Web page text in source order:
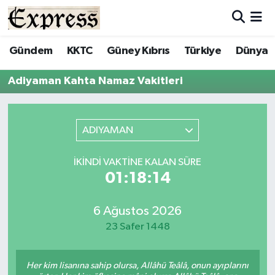
Gündem KKTC Güney Kıbrıs Türkiye Dünya
Adiyaman Kahta Namaz Vakitleri
ADIYAMAN
İKINDI VAKTINE KALAN SÜRE
01:18:14
6 Ağustos 2026
23 Safer 1448
Her kim lisanına sahip olursa, Allâhü Teâlâ, onun ayıplarını
ALAYKÖY
ALSANCAK
ÇATALKÖY
ENGLISH
Hava Durumu
Trafik Durumu
Tüm Manşetler
Son Dakika Haberleri